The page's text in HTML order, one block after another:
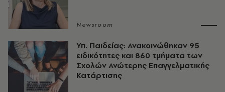
Newsroom
Υπ. Παιδείας: Ανακοινώθηκαν 95
ειδικότητες και 860 τμήματα των
Σχολών Ανώτερης Επαγγελματικής
Κατάρτισης